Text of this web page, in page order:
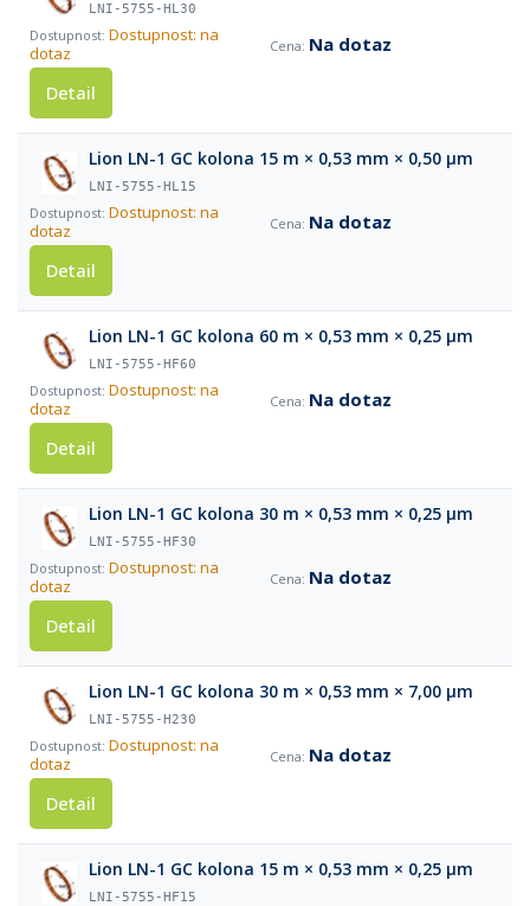
LNI-5755-HL30
Dostupnost: na
dotaz
Na dotaz
Detail
Lion LN-1 GC kolona 15 m × 0,53 mm × 0,50 µm
LNI-5755-HL15
Dostupnost: na
dotaz
Na dotaz
Detail
Lion LN-1 GC kolona 60 m × 0,53 mm × 0,25 µm
LNI-5755-HF60
Dostupnost: na
dotaz
Na dotaz
Detail
Lion LN-1 GC kolona 30 m × 0,53 mm × 0,25 µm
LNI-5755-HF30
Dostupnost: na
dotaz
Na dotaz
Detail
Lion LN-1 GC kolona 30 m × 0,53 mm × 7,00 µm
LNI-5755-H230
Dostupnost: na
dotaz
Na dotaz
Detail
Lion LN-1 GC kolona 15 m × 0,53 mm × 0,25 µm
LNI-5755-HF15